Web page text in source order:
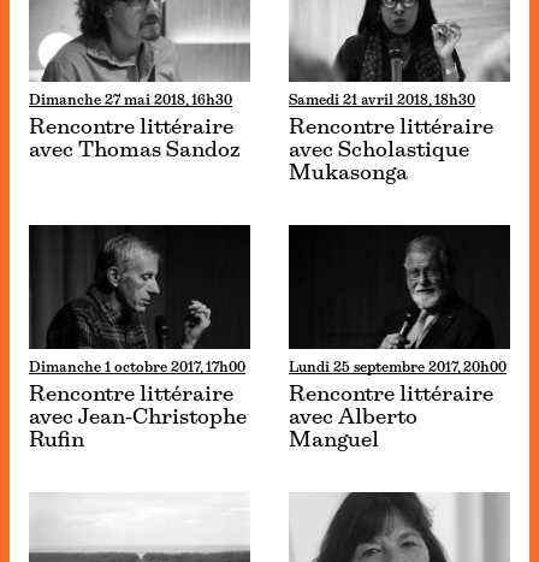
Dimanche 27 mai 2018, 16h30
Rencontre littéraire
avec Thomas Sandoz
Samedi 21 avril 2018, 18h30
Rencontre littéraire
avec Scholastique
Mukasonga
Dimanche 1 octobre 2017, 17h00
Rencontre littéraire
avec Jean-Christophe
Rufin
Lundi 25 septembre 2017, 20h00
Rencontre littéraire
avec Alberto
Manguel